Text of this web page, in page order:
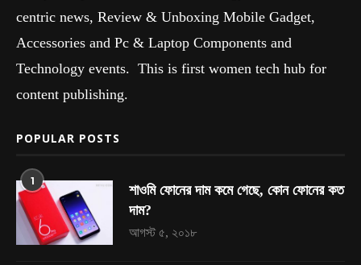
centric news, Review & Unboxing Mobile Gadget,
Accessories and Pc & Laptop Components and
Technology events. This is first women tech hub for
content publishing.
POPULAR POSTS
1
শাওমি ফোনের দাম কমে গেছে, কোন ফোনের কত
দাম?
আগস্ট ৫, ২০১৮